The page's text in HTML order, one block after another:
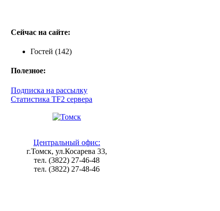
Сейчас на сайте:
Гостей (142)
Полезное:
Подписка на рассылку
Статистика TF2 сервера
Центральный офис:
г.Томск, ул.Косарева 33,
тел. (3822) 27-46-48
тел. (3822) 27-48-46